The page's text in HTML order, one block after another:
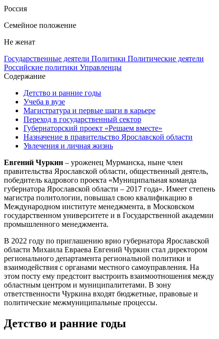
Россия
Семейное положение
Не женат
Государственные деятели Политики Политические деятели
Российские политики Управленцы
Содержание
Детство и ранние годы
Учеба в вузе
Магистратура и первые шаги в карьере
Переход в государственный сектор
Губернаторский проект «Решаем вместе»
Назначение в правительство Ярославской области
Увлечения и личная жизнь
Евгений Чуркин – уроженец Мурманска, ныне член
правительства Ярославской области, общественный деятель,
победитель кадрового проекта «Муниципальная команда
губернатора Ярославской области – 2017 года». Имеет степень
магистра политологии, повышал свою квалификацию в
Международном институте менеджмента, в Московском
государственном университете и в Государственной академии
промышленного менеджмента.
В 2022 году по приглашению врио губернатора Ярославской
области Михаила Евраева Евгений Чуркин стал директором
регионального департамента региональной политики и
взаимодействия с органами местного самоуправления. На
этом посту ему предстоит выстроить взаимоотношения между
областным центром и муниципалитетами. В зону
ответственности Чуркина входят бюджетные, правовые и
политические межмуниципальные процессы.
Детство и ранние годы